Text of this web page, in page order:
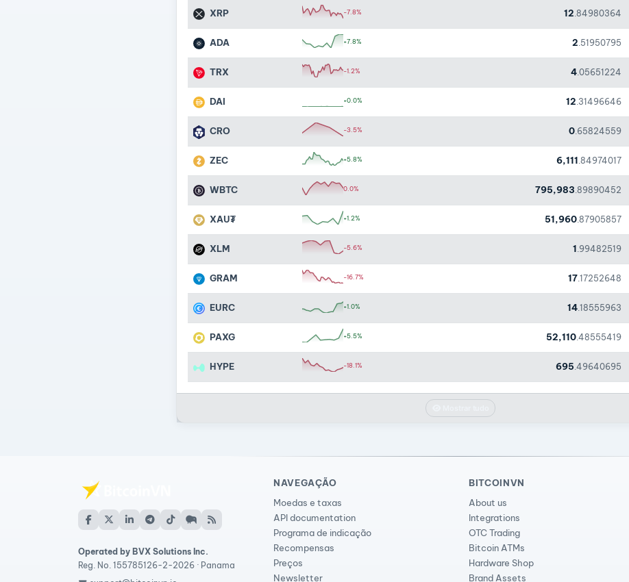
XRP -7.8% 12.84980364
ADA +7.8% 2.51950795
TRX -1.2% 4.05651224
DAI +0.0% 12.31496646
CRO -3.5% 0.65824559
ZEC +5.8% 6,111.84974017
WBTC 0.0% 795,983.89890452
XAU₮ +1.2% 51,960.87905857
XLM -5.6% 1.99482519
GRAM -16.7% 17.17252648
EURC +1.0% 14.18555963
PAXG +5.5% 52,110.48555419
HYPE -18.1% 695.49640695
Operated by BVX Solutions Inc.
Reg. No. 155785126-2-2026 · Panama
NAVEGAÇÃO
Moedas e taxas
API documentation
Programa de indicação
Recompensas
Preços
Newsletter
BITCOINVN
About us
Integrations
OTC Trading
Bitcoin ATMs
Hardware Shop
Brand Assets